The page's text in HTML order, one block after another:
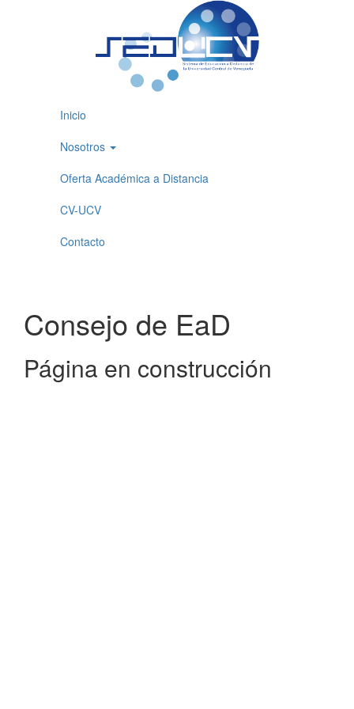
Inicio
Nosotros
Oferta Académica a Distancia
CV-UCV
Contacto
Consejo de EaD
Página en construcción